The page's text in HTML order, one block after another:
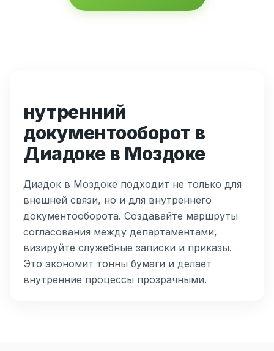
нутренний
документооборот в
Диадоке в Моздоке
Диадок в Моздоке подходит не только для
внешней связи, но и для внутреннего
документооборота. Создавайте маршруты
согласования между департаментами,
визируйте служебные записки и приказы.
Это экономит тонны бумаги и делает
внутренние процессы прозрачными.